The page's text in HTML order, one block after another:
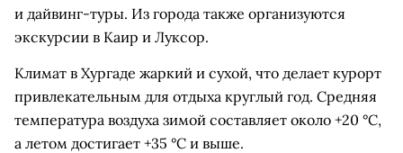
и дайвинг-туры. Из города также организуются
экскурсии в Каир и Луксор.
Климат в Хургаде жаркий и сухой, что делает курорт
привлекательным для отдыха круглый год. Средняя
температура воздуха зимой составляет около +20 °C,
а летом достигает +35 °C и выше.